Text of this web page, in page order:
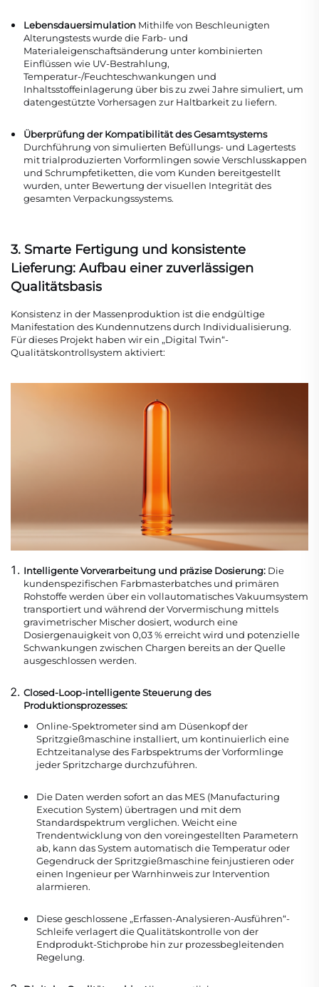
Lebensdauersimulation Mithilfe von Beschleunigten
Alterungstests wurde die Farb- und
Materialeigenschaftsänderung unter kombinierten
Einflüssen wie UV-Bestrahlung,
Temperatur-/Feuchteschwankungen und
Inhaltsstoffeinlagerung über bis zu zwei Jahre simuliert, um
datengestützte Vorhersagen zur Haltbarkeit zu liefern.
Überprüfung der Kompatibilität des Gesamtsystems
Durchführung von simulierten Befüllungs- und Lagertests
mit trialproduzierten Vorformlingen sowie Verschlusskappen
und Schrumpfetiketten, die vom Kunden bereitgestellt
wurden, unter Bewertung der visuellen Integrität des
gesamten Verpackungssystems.
3. Smarte Fertigung und konsistente
Lieferung: Aufbau einer zuverlässigen
Qualitätsbasis
Konsistenz in der Massenproduktion ist die endgültige
Manifestation des Kundennutzens durch Individualisierung.
Für dieses Projekt haben wir ein „Digital Twin“-
Qualitätskontrollsystem aktiviert:
Intelligente Vorverarbeitung und präzise Dosierung: Die
kundenspezifischen Farbmasterbatches und primären
Rohstoffe werden über ein vollautomatisches Vakuumsystem
transportiert und während der Vorvermischung mittels
gravimetrischer Mischer dosiert, wodurch eine
Dosiergenauigkeit von 0,03 % erreicht wird und potenzielle
Schwankungen zwischen Chargen bereits an der Quelle
ausgeschlossen werden.
Closed-Loop-intelligente Steuerung des
Produktionsprozesses:
Online-Spektrometer sind am Düsenkopf der
Spritzgießmaschine installiert, um kontinuierlich eine
Echtzeitanalyse des Farbspektrums der Vorformlinge
jeder Spritzcharge durchzuführen.
Die Daten werden sofort an das MES (Manufacturing
Execution System) übertragen und mit dem
Standardspektrum verglichen. Weicht eine
Trendentwicklung von den voreingestellten Parametern
ab, kann das System automatisch die Temperatur oder
Gegendruck der Spritzgießmaschine feinjustieren oder
einen Ingenieur per Warnhinweis zur Intervention
alarmieren.
Diese geschlossene „Erfassen-Analysieren-Ausführen“-
Schleife verlagert die Qualitätskontrolle von der
Endprodukt-Stichprobe hin zur prozessbegleitenden
Regelung.